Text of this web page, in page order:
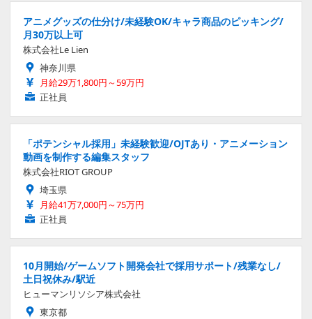
アニメグッズの仕分け/未経験OK/キャラ商品のピッキング/
月30万以上可
株式会社Le Lien
神奈川県
月給29万1,800円～59万円
正社員
「ポテンシャル採用」未経験歓迎/OJTあり・アニメーション
動画を制作する編集スタッフ
株式会社RIOT GROUP
埼玉県
月給41万7,000円～75万円
正社員
10月開始/ゲームソフト開発会社で採用サポート/残業なし/
土日祝休み/駅近
ヒューマンリソシア株式会社
東京都